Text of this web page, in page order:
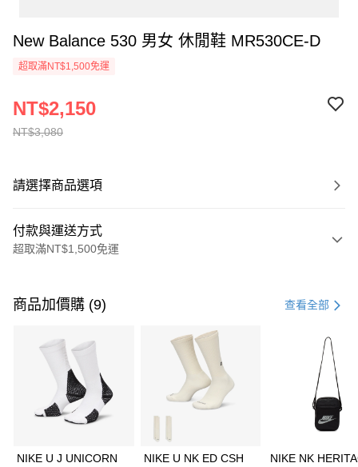
New Balance 530 男女 休閒鞋 MR530CE-D
超取滿NT$1,500免運
NT$3,080
NT$2,150
請選擇商品選項
付款與運送方式
超取滿NT$1,500免運
信用卡一次付款
3 期 0 利率 每期 21家銀行
合作金庫商業銀行
第一商業銀行
華南商業銀行
彰化商業銀行
上海商業儲蓄銀行
Apple Pay
商品加價購 (9) 查看全部
NIKE U J UNICORN
NIKE U NK ED CSH
NIKE NK